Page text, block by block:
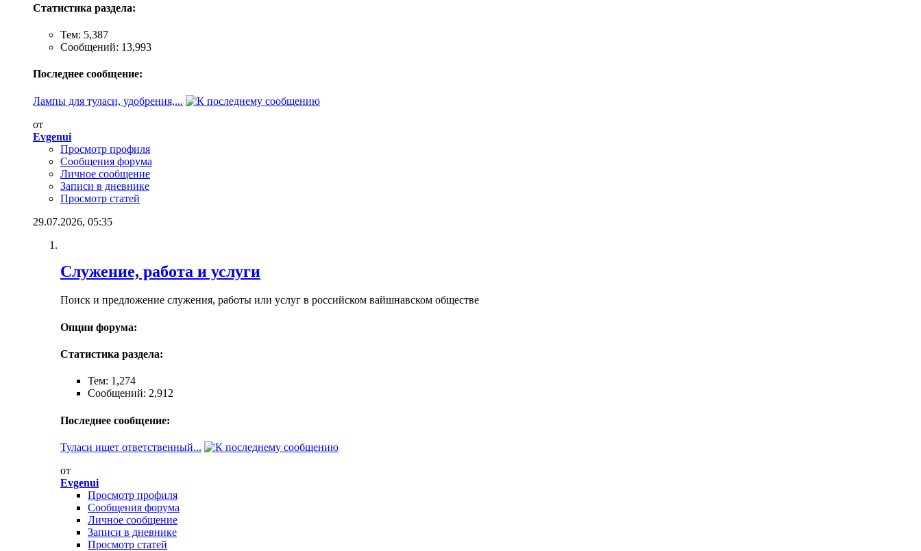
Статистика раздела:
Тем: 5,387
Сообщений: 13,993
Последнее сообщение:
Лампы для туласи, удобрения,...
от
Evgenui
Просмотр профиля
Сообщения форума
Личное сообщение
Записи в дневнике
Просмотр статей
29.07.2026, 05:35
Служение, работа и услуги
Поиск и предложение служения, работы или услуг в российском вайшнавском обществе
Опции форума:
Статистика раздела:
Тем: 1,274
Сообщений: 2,912
Последнее сообщение:
Туласи ищет ответственный...
от
Evgenui
Просмотр профиля
Сообщения форума
Личное сообщение
Записи в дневнике
Просмотр статей